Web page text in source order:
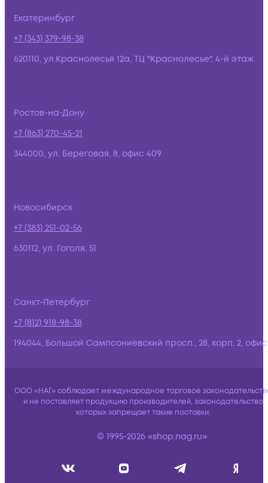
Екатеринбург
+7 (343) 379-98-38
620110, ул.Краснолесья 12а, ТЦ "Краснолесье", 4-й этаж
Ростов-на-Дону
+7 (863) 270-45-21
344000, ул. Береговая, 8, офис 409
Новосибирск
+7 (383) 251-02-56
630112, ул. Гоголя, 51
Санкт-Петербург
+7 (812) 918-98-38
194044, Большой Сампсониевский просп., 28, корп. 2,
ООО «НАГ» соблюдает международное торговое
и не поставляет продукцию производителей, законодательство
которых запрещает такие поставки.
© 1995-2026 «shop.nag.ru»